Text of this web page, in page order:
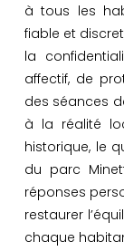
à tous les
fiable et
la
affectif, de
des séances
à la réalité
historique, le
du parc
réponses
restaurer
chaque